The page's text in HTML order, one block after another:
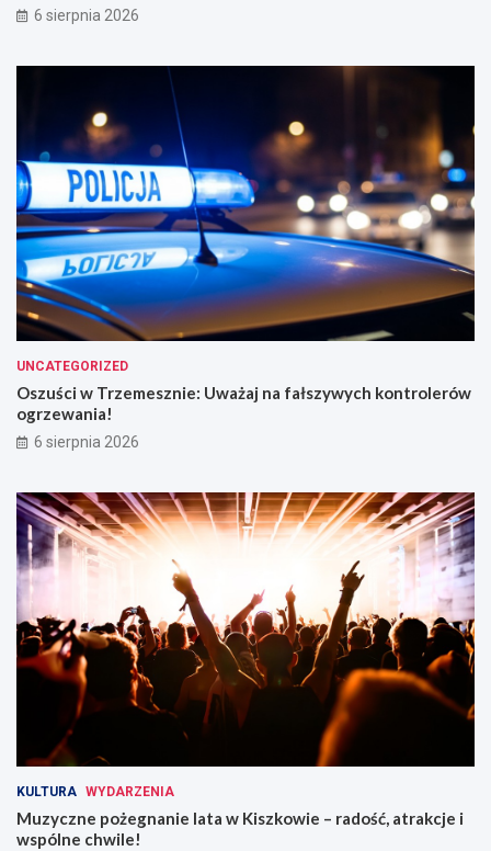
6 sierpnia 2026
UNCATEGORIZED
Oszuści w Trzemesznie: Uważaj na fałszywych kontrolerów
ogrzewania!
6 sierpnia 2026
KULTURA WYDARZENIA
Muzyczne pożegnanie lata w Kiszkowie – radość, atrakcje i
wspólne chwile!